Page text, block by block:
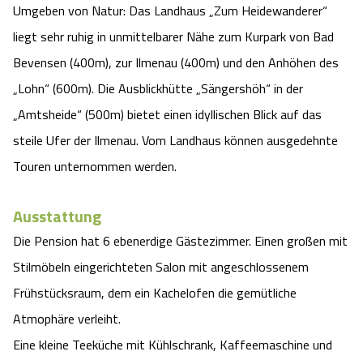
Anreise
Kataloge
Shop
Kontakt
HeideSpezialitäten
Unterkünfte
Naturhotels
Landschaftsführungen
Veranstaltungen
Snow World Bispingen
Ralf Schumacher Kart & Bowl
Das verrückte Haus
Adventure District Bispingen
Unterkünfte
Ausflugsziele
Umgeben von Natur: Das Landhaus „Zum Heidewanderer“
liegt sehr ruhig in unmittelbarer Nähe zum Kurpark von Bad
Bevensen (400m), zur Ilmenau (400m) und den Anhöhen des
„Lohn“ (600m). Die Ausblickhütte „Sängershöh“ in der
„Amtsheide“ (500m) bietet einen idyllischen Blick auf das
steile Ufer der Ilmenau. Vom Landhaus können ausgedehnte
Touren unternommen werden.
Ausstattung
Die Pension hat 6 ebenerdige Gästezimmer. Einen großen mit
Stilmöbeln eingerichteten Salon mit angeschlossenem
Frühstücksraum, dem ein Kachelofen die gemütliche
Atmophäre verleiht.
Eine kleine Teeküche mit Kühlschrank, Kaffeemaschine und